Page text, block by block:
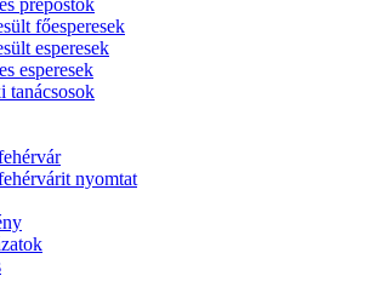
prépostok
főesperesek
esperesek
esperesek
tanácsosok
nyomtat